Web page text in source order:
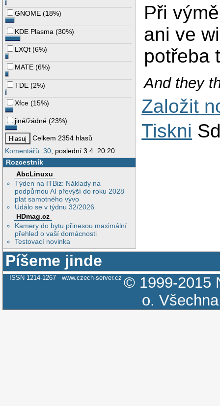
GNOME (18%)
KDE Plasma (30%)
LXQt (6%)
MATE (6%)
TDE (2%)
Xfce (15%)
jiné/žádné (23%)
Celkem 2354 hlasů
Komentářů: 30 , poslední 3.4. 20:20
Rozcestník
AbcLinuxu
Týden na ITBiz: Náklady na
podpůrnou AI převýší do roku 2028
plat samotného vývo
Událo se v týdnu 32/2026
HDmag.cz
Kamery do bytu přinesou maximální
přehled o vaší domácnosti
Testovací novinka
Při
ani ve
potřeba
And they
Založit
Tiskni
Píšeme jinde
ISSN 1214-1267 www.czech-server.cz © 1999-2015
o.